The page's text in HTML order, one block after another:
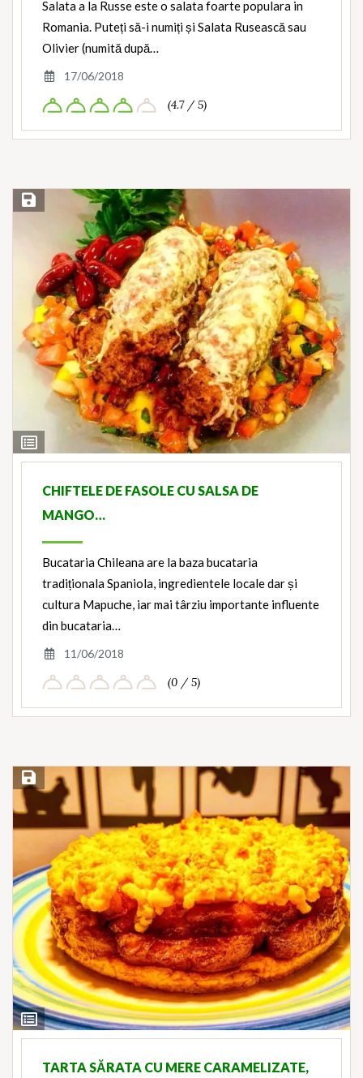
Salata a la Russe este o salata foarte populara in
Romania. Puteți să-i numiți și Salata Rusească sau
Olivier (numită după…
17/06/2018
(4.7 / 5)
View
Ingredients
Save Recipe
CHIFTELE DE FASOLE CU SALSA DE
MANGO…
Bucataria Chileana are la baza bucataria
tradiționala Spaniola, ingredientele locale dar și
cultura Mapuche, iar mai târziu importante influente
din bucataria…
11/06/2018
(0 / 5)
View
Ingredients
Save Recipe
TARTA SĂRATA CU MERE CARAMELIZATE,